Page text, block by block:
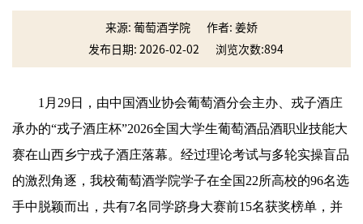
来源: 葡萄酒学院
作者: 姜娇
发布日期: 2026-02-02
浏览次数:894
1月29日，由中国酒业协会葡萄酒分会主办、戎子酒庄
承办的“戎子酒庄杯”2026全国大学生葡萄酒品酒职业技能大
赛在山西乡宁戎子酒庄落幕。经过理论考试与多轮实操盲品
的激烈角逐，我校葡萄酒学院学子在全国22所高校的96名选
手中脱颖而出，共有7名同学跻身大赛前15名获奖榜单，并